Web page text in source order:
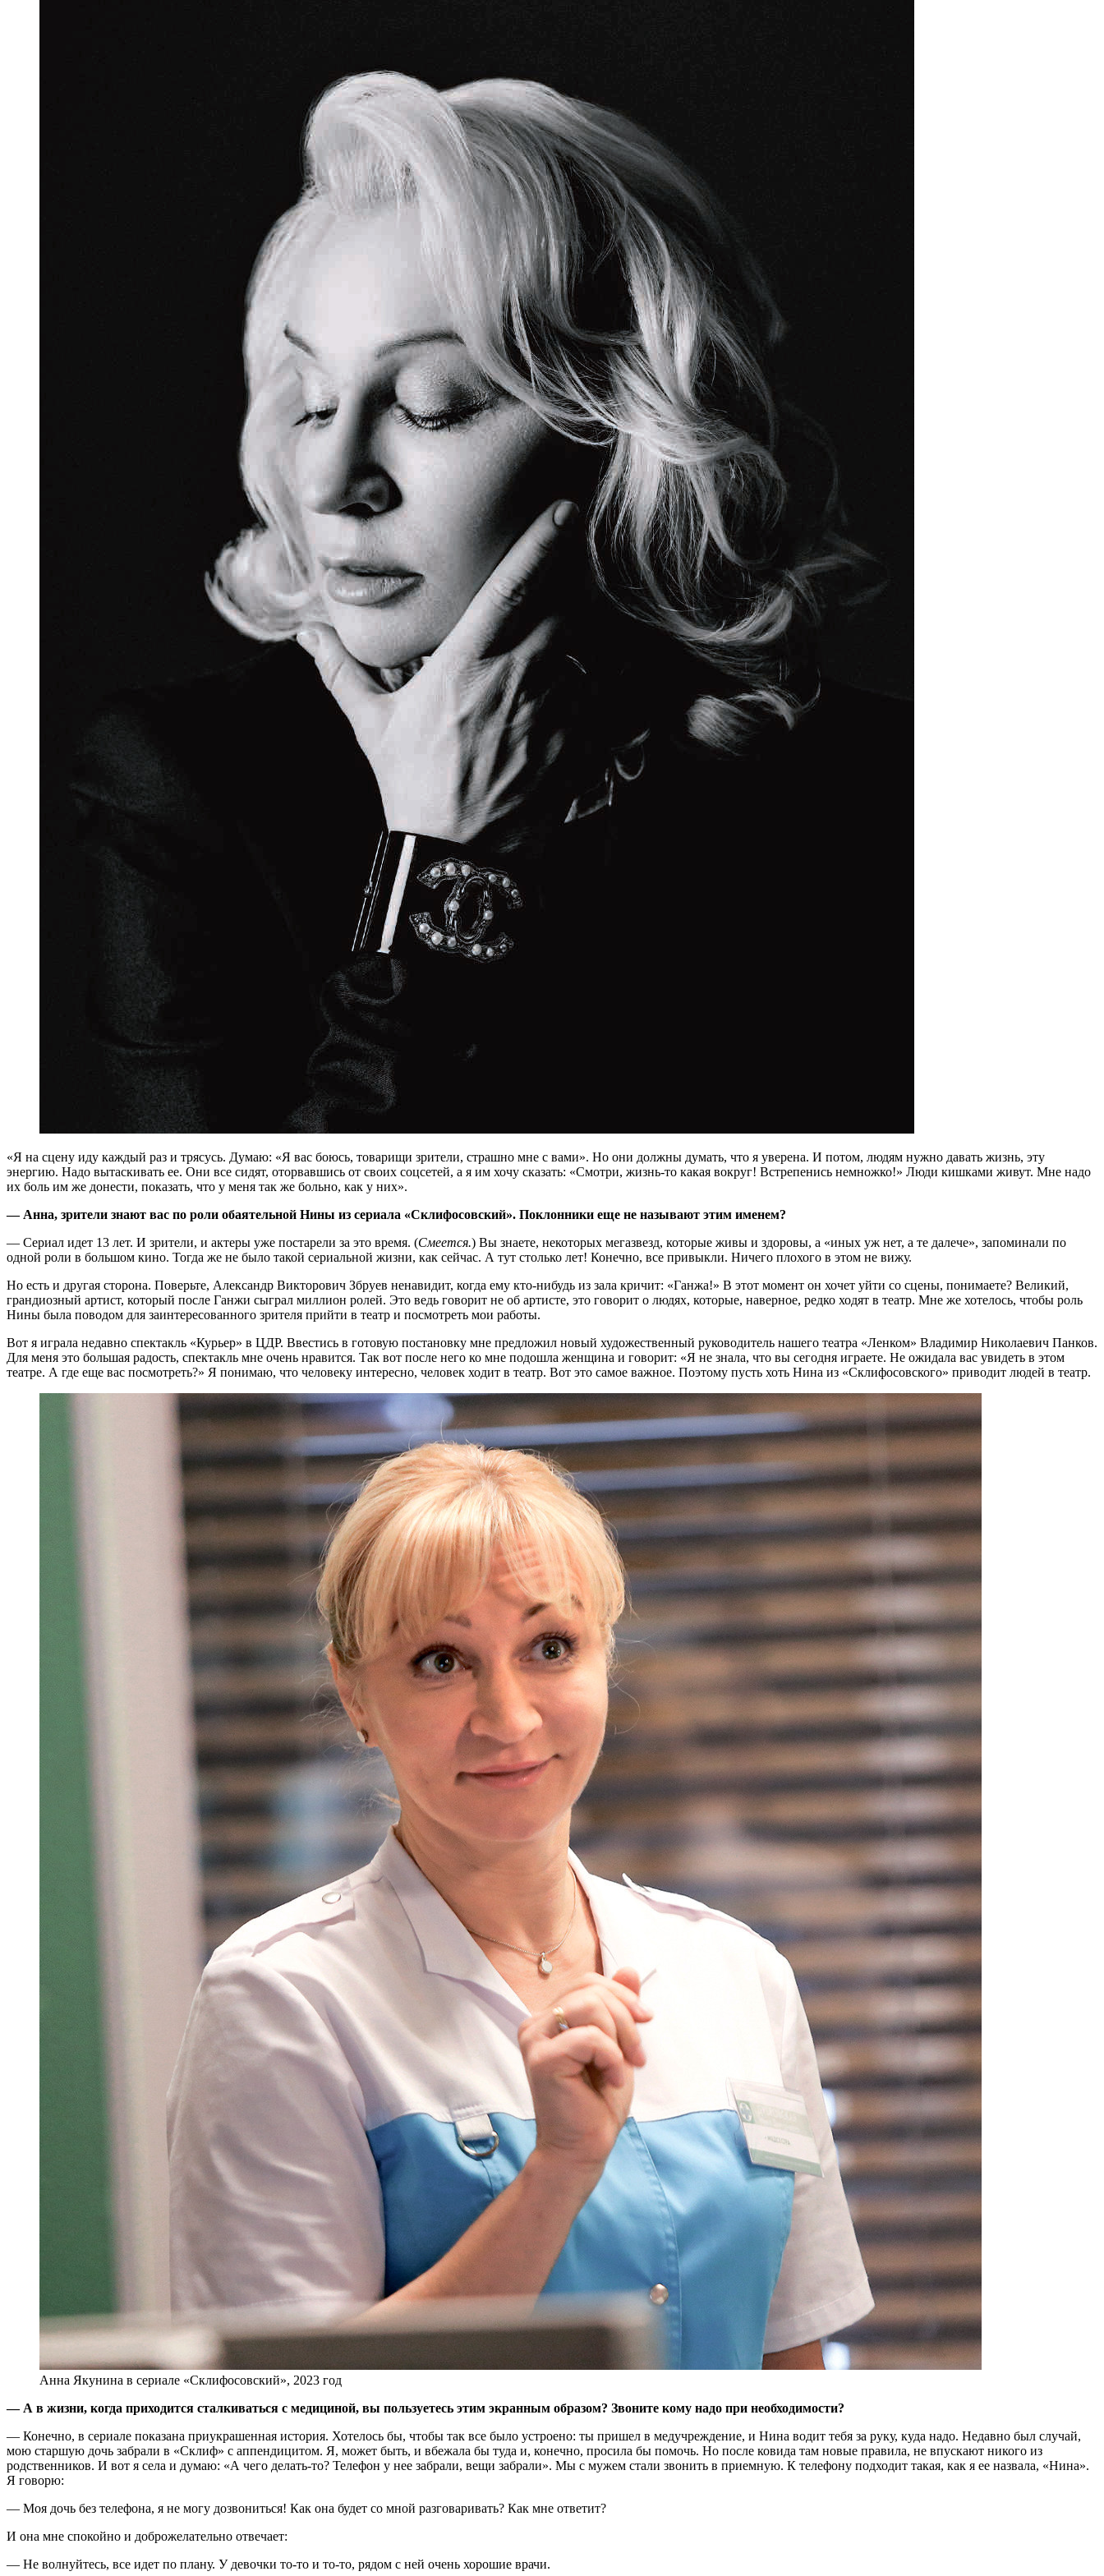
«Я на сцену иду каждый раз и трясусь. Думаю: «Я вас боюсь, товарищи зрители, страшно мне с вами». Но они должны думать, что я уверена. И потом, людям нужно давать жизнь, эту
энергию. Надо вытаскивать ее. Они все сидят, оторвавшись от своих соцсетей, а я им хочу сказать: «Смотри, жизнь-то какая вокруг! Встрепенись немножко!» Люди кишками живут. Мне надо
их боль им же донести, показать, что у меня так же больно, как у них».
— Анна, зрители знают вас по роли обаятельной Нины из сериала «Склифосовский». Поклонники еще не называют этим именем?
— Сериал идет 13 лет. И зрители, и актеры уже постарели за это время. (Смеется.) Вы знаете, некоторых мегазвезд, которые живы и здоровы, а «иных уж нет, а те далече», запоминали по
одной роли в большом кино. Тогда же не было такой сериальной жизни, как сейчас. А тут столько лет! Конечно, все привыкли. Ничего плохого в этом не вижу.
Но есть и другая сторона. Поверьте, Александр Викторович Збруев ненавидит, когда ему кто-нибудь из зала кричит: «Ганжа!» В этот момент он хочет уйти со сцены, понимаете? Великий,
грандиозный артист, который после Ганжи сыграл миллион ролей. Это ведь говорит не об артисте, это говорит о людях, которые, наверное, редко ходят в театр. Мне же хотелось, чтобы роль
Нины была поводом для заинтересованного зрителя прийти в театр и посмотреть мои работы.
Вот я играла недавно спектакль «Курьер» в ЦДР. Ввестись в готовую постановку мне предложил новый художественный руководитель нашего театра «Ленком» Владимир Николаевич Панков.
Для меня это большая радость, спектакль мне очень нравится. Так вот после него ко мне подошла женщина и говорит: «Я не знала, что вы сегодня играете. Не ожидала вас увидеть в этом
театре. А где еще вас посмотреть?» Я понимаю, что человеку интересно, человек ходит в театр. Вот это самое важное. Поэтому пусть хоть Нина из «Склифосовского» приводит людей в театр.
Анна Якунина в сериале «Склифосовский», 2023 год
— А в жизни, когда приходится сталкиваться с медициной, вы пользуетесь этим экранным образом? Звоните кому надо при необходимости?
— Конечно, в сериале показана приукрашенная история. Хотелось бы, чтобы так все было устроено: ты пришел в медучреждение, и Нина водит тебя за руку, куда надо. Недавно был случай,
мою старшую дочь забрали в «Склиф» с аппендицитом. Я, может быть, и вбежала бы туда и, конечно, просила бы помочь. Но после ковида там новые правила, не впускают никого из
родственников. И вот я села и думаю: «А чего делать-то? Телефон у нее забрали, вещи забрали». Мы с мужем стали звонить в приемную. К телефону подходит такая, как я ее назвала, «Нина».
Я говорю:
— Моя дочь без телефона, я не могу дозвониться! Как она будет со мной разговаривать? Как мне ответит?
И она мне спокойно и доброжелательно отвечает:
— Не волнуйтесь, все идет по плану. У девочки то-то и то-то, рядом с ней очень хорошие врачи.